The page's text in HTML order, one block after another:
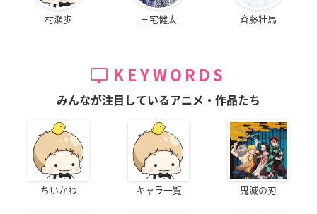
村瀬歩 三宅健太 斉藤壮馬
KEYWORDS
みんなが注目しているアニメ・作品たち
ちいかわ キャラ一覧 鬼滅の刃